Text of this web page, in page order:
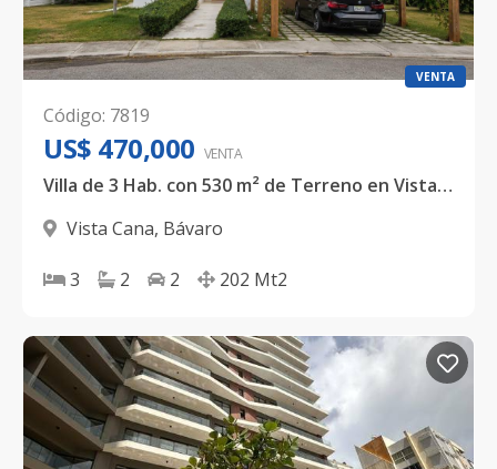
VENTA
Código: 7819
US$ 470,000 VENTA
Villa de 3 Hab. con 530 m² de Terreno en Vista Cana, Punta Cana - 202 m² de construcción
Vista Cana, Bávaro
3 2 2 202 Mt2